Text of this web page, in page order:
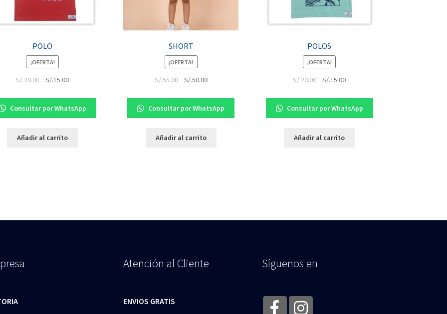
POLO
¡OFERTA!
S/.20.00 S/.15.00
Consultar por WhatsApp
Añadir al carrito
SHORT
¡OFERTA!
S/.55.00 S/.50.00
Consultar por WhatsApp
Añadir al carrito
POLOS
¡OFERTA!
S/.20.00 S/.15.00
Consultar por WhatsApp
Añadir al carrito
Atención al Cliente
ENVIOS GRATIS
Síguenos en